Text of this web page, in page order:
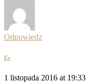
Odpowiedz
Ev
1 listopada 2016 at 19:33